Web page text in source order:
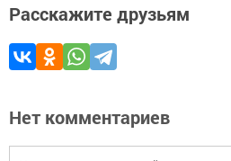
Расскажите друзьям
Нет комментариев